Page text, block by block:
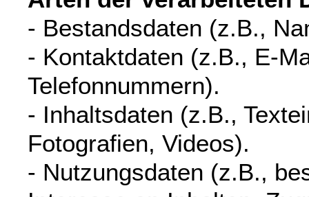
- Bestandsdaten (z.B.,
- Kontaktdaten (z.B., E-
Telefonnummern).
- Inhaltsdaten (z.B.,
Fotografien, Videos).
- Nutzungsdaten (z.B.,